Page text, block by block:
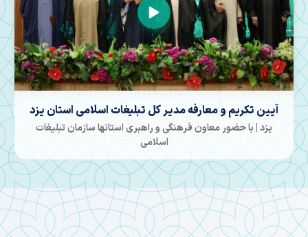
آیین تکریم و معارفه مدیر کل تبلیغات اسلامی استان یزد
یزد | با حضور معاون فرهنگی و راهبری استانها سازمان تبلیغات
اسلامی